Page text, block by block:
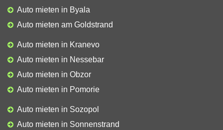
Auto mieten in Byala
Auto mieten am Goldstrand
Auto mieten in Kranevo
Auto mieten in Nessebar
Auto mieten in Obzor
Auto mieten in Pomorie
Auto mieten in Sozopol
Auto mieten in Sonnenstrand